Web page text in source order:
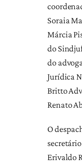
Soraia
Márcia
do
do
Jurídica
Britto
Renato
O
Erivaldo